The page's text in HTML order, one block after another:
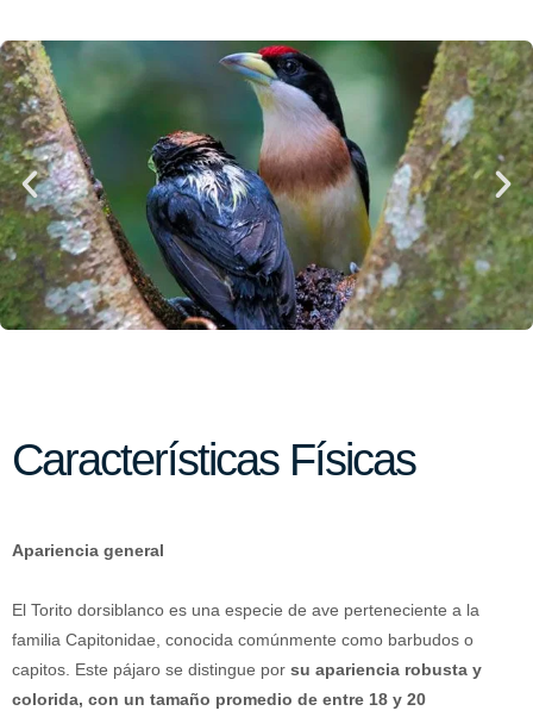
Características Físicas
Apariencia general
El Torito dorsiblanco es una especie de ave perteneciente a la
familia Capitonidae, conocida comúnmente como barbudos o
capitos. Este pájaro se distingue por su apariencia robusta y
colorida, con un tamaño promedio de entre 18 y 20